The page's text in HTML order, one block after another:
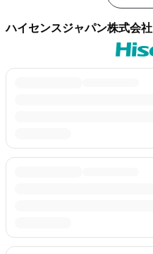
ハイセンスジャパン株式会社